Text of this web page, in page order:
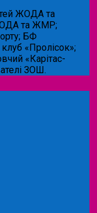
ЖОДА та
та ЖМР;
БФ
«Пролісок»;
«Карітас-
ЗОШ.